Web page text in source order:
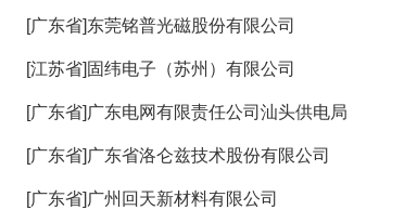
[广东省]东莞铭普光磁股份有限公司
[江苏省]固纬电子（苏州）有限公司
[广东省]广东电网有限责任公司汕头供电局
[广东省]广东省洛仑兹技术股份有限公司
[广东省]广州回天新材料有限公司